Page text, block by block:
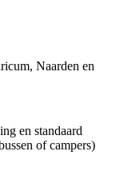
Naarden en
en standaard
of campers)